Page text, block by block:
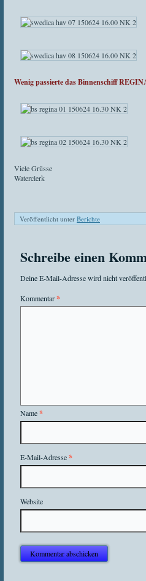
Wenig passierte das Binnenschiff
Viele Grüsse
Waterclerk
Veröffentlicht unter Berichte
Schreibe einen
Deine E-Mail-Adresse wird nicht
Kommentar*
Name*
E-Mail-Adresse*
Website